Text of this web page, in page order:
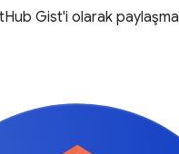
Gist'i olarak paylaşma